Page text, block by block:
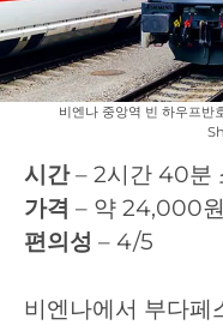
비엔나 중앙역 빈 하우프
시간– 2시간 40분
가격 – 약 24,000원
편의성 – 4/5
비엔나에서 부다페